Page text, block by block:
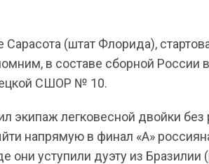
(штат Флорида),
в составе сборной России
СШОР № 10.
экипаж легковесной двойки без
напрямую в финал «А»
они уступили дуэту из Бразилии